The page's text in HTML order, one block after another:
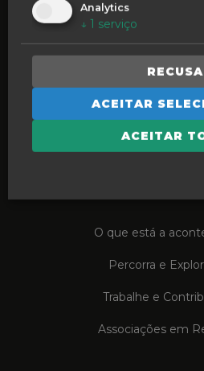
CUIDAR DA
Raízes e
Bairro Comercial Caldas
O que está a
Percorra e
Trabalhe e
Associações em
Analytics
↓ 1 serviço
ACEITAR
ACEITAR